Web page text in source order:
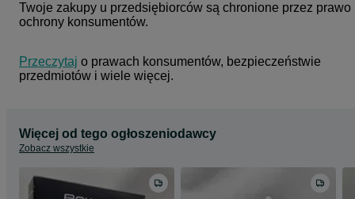
Twoje zakupy u przedsiębiorców są chronione przez prawo
ochrony konsumentów.
Przeczytaj o prawach konsumentów, bezpieczeństwie
przedmiotów i wiele więcej.
Więcej od tego ogłoszeniodawcy
Zobacz wszystkie